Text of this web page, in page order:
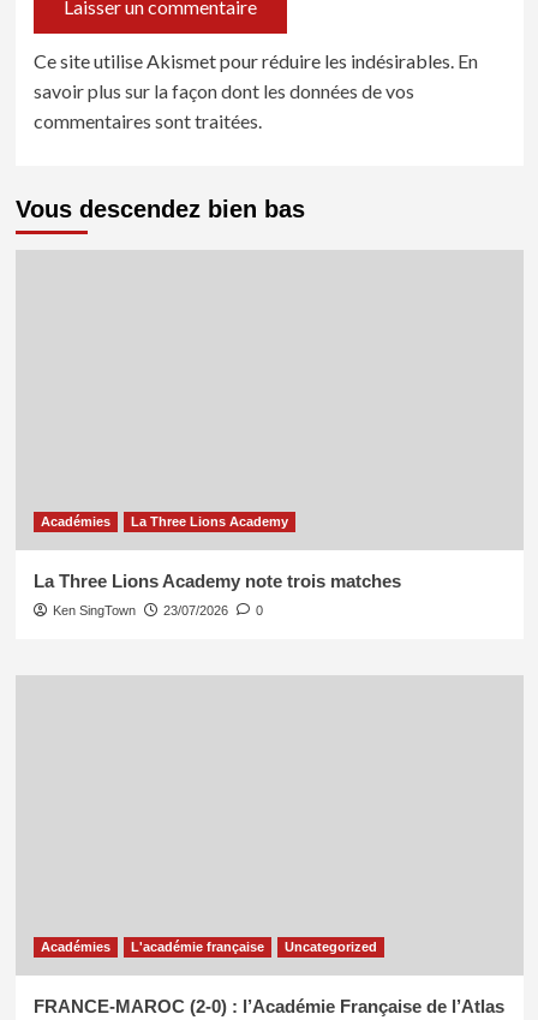
Ce site utilise Akismet pour réduire les indésirables. En
savoir plus sur la façon dont les données de vos
commentaires sont traitées.
Vous descendez bien bas
Académies La Three Lions Academy
La Three Lions Academy note trois matches
Ken SingTown 23/07/2026 0
Académies L'académie française Uncategorized
FRANCE-MAROC (2-0) : l’Académie Française de l’Atlas